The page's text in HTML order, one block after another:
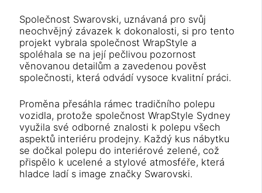
Společnost Swarovski, uznávaná pro svůj
neochvějný závazek k dokonalosti, si pro tento
projekt vybrala společnost WrapStyle a
spoléhala se na její pečlivou pozornost
věnovanou detailům a zavedenou pověst
společnosti, která odvádí vysoce kvalitní práci.
Proměna přesáhla rámec tradičního polepu
vozidla, protože společnost WrapStyle Sydney
využila své odborné znalosti k polepu všech
aspektů interiéru prodejny. Každý kus nábytku
se dočkal polepu do interiérové zelené, což
přispělo k ucelené a stylové atmosféře, která
hladce ladí s image značky Swarovski.